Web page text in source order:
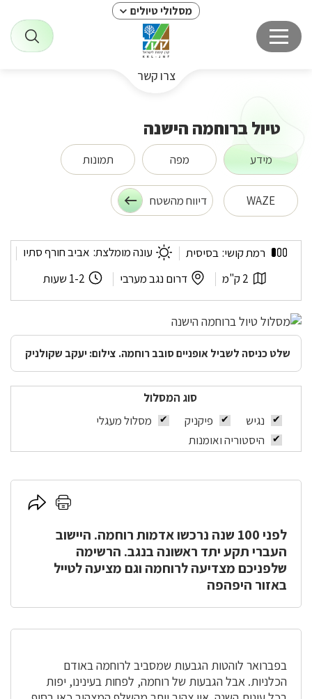
מסלולי טיולים
צרו קשר
טיול ברוחמה הישנה
מידע מפה תמונות
WAZE דיווח מהשטח
טיול
ברוחמה רמת קושי: בסיסית עונה מומלצת: אביב חורף סתיו
אורך 2 ק"מ
לפי דרום נגב מערבי
משך 1-2 שעות
שלט כניסה לשביל אופניים סובב רוחמה. צילום: יעקב שקולניק
סוג המסלול
נגיש
פיקניק
מסלול מעגלי
היסטוריה ואומנות
לחץ
להדפסה
לחץ
לפני 100 שנה נרכשו אדמות רוחמה. היישוב
העברי תקע יתד ראשונה בנגב. הרשימה
שלפניכם מצדיעה לרוחמה וגם מציעה לטייל
באזור היפהפה
בפברואר לוהטות הגבעות שמסביב לרוחמה באודם
הכלניות. אבל הגבעות של רוחמה, לפחות בעינינו, יפות